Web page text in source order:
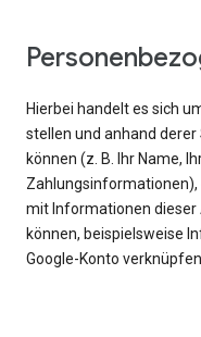
Hierbei handelt es sich
stellen und anhand
können (z. B. Ihr Name,
Zahlungsinformationen),
mit Informationen dieser
können, beispielsweise
Google-Konto